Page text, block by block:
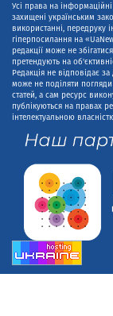
Усі права на
захищені українським
використанні, передруку
гіперпосилання на
редакції може не
претендують на
Редакція не відповідає
може не поділяти
статей, а сам ресурс
публікуються на правах
інтелектуальною